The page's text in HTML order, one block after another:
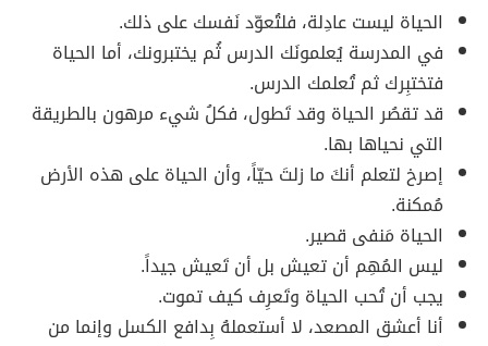
الحياة ليست عادِلة، فلتُعوّد نَفسك على ذلك.
في المدرسة يُعلمونَك الدرس ثُم يختبرونك، أما الحياة
فتختبِرك ثم تُعلمك الدرس.
قد تقصُر الحياة وقد تَطول، فكلُ شيء مرهون بالطريقة
التي نحياها بها.
إصرخ لتعلم أنكَ ما زلتَ حيّاً، وأن الحياة على هذه الأرض
مُمكنة.
الحياة مَنفى قصير.
ليس المُهِم أن تعيش بل أن تَعيش جيداً.
يجب أن تُحب الحياة وتَعرِف كيف تموت.
أنا أعشق المصعد، لا أستعملهُ بِدافع الكسل وإنما من